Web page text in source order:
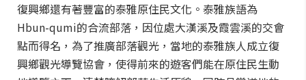
復興鄉還有著豐富的泰雅原住民文化。泰雅族語為
Hbun-qumi的合流部落，因位處大漢溪及霞雲溪的交會
點而得名，為了推廣部落觀光，當地的泰雅族人成立復
興鄉觀光導覽協會，使得前來的遊客們能在原住民生動